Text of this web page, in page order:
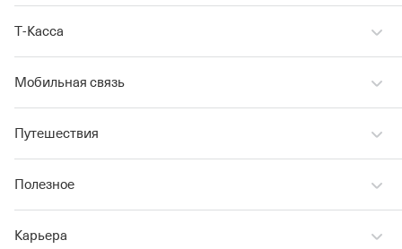
Т‑Касса
Мобильная связь
Путешествия
Полезное
Карьера